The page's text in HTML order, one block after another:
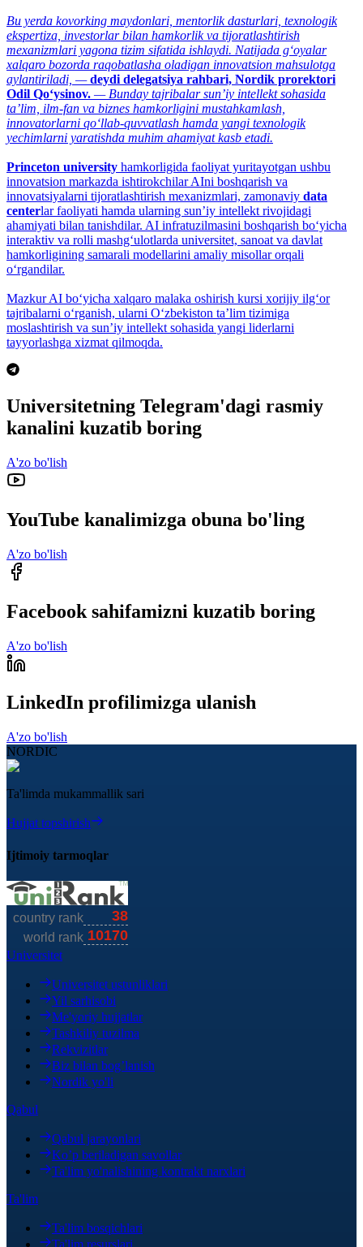
Bu yerda kovorking maydonlari, mentorlik dasturlari, texnologik
ekspertiza, investorlar bilan hamkorlik va tijoratlashtirish
mexanizmlari yagona tizim sifatida ishlaydi. Natijada g‘oyalar
xalqaro bozorda raqobatlasha oladigan innovatsion mahsulotga
aylantiriladi, —deydi delegatsiya rahbari, Nordik prorektori
Odil Qo‘ysinov. — Bunday tajribalar sun’iy intellekt sohasida
ta’lim, ilm-fan va biznes hamkorligini mustahkamlash,
innovatorlarni qo‘llab-quvvatlash hamda yangi texnologik
yechimlarni yaratishda muhim ahamiyat kasb etadi.
Princeton university hamkorligida faoliyat yuritayotgan ushbu
innovatsion markazda ishtirokchilar AIni boshqarish va
innovatsiyalarni tijoratlashtirish mexanizmlari, zamonaviy data
centerlar faoliyati hamda ularning sun’iy intellekt rivojidagi
ahamiyati bilan tanishdilar. AI infratuzilmasini boshqarish bo‘yicha
interaktiv va rolli mashg‘ulotlarda universitet, sanoat va davlat
hamkorligining samarali modellarini amaliy misollar orqali
o‘rgandilar.
Mazkur AI bo‘yicha xalqaro malaka oshirish kursi xorijiy ilg‘or
tajribalarni o‘rganish, ularni O‘zbekiston ta’lim tizimiga
moslashtirish va sun’iy intellekt sohasida yangi liderlarni
tayyorlashga xizmat qilmoqda.
Universitetning Telegram'dagi rasmiy
kanalini kuzatib boring
A'zo bo'lish
YouTube kanalimizga obuna bo'ling
A'zo bo'lish
Facebook sahifamizni kuzatib boring
A'zo bo'lish
LinkedIn profilimizga ulanish
A'zo bo'lish
NORDIC
Ta'limda mukammallik sari
Hujjat topshirish
Ijtimoiy tarmoqlar
Universitet
Universitet ustunliklari
Yil sarhisobi
Me'yoriy hujjatlar
Tashkiliy tuzilma
Rekvizitlar
Biz bilan bog’lanish
Nordik yo'li
Qabul
Qabul jarayonlari
Ko’p beriladigan savollar
Ta'lim yo'nalishining kontrakt narxlari
Ta'lim
Ta'lim bosqichlari
Ta'lim resurslari